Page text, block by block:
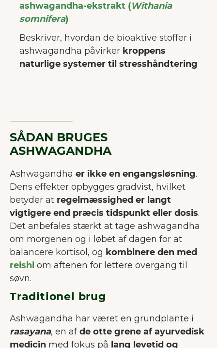
ashwagandha-ekstrakt (Withania
somnifera)
Beskriver, hvordan de bioaktive stoffer i
ashwagandha påvirker kroppens
naturlige systemer til stresshåndtering
SÅDAN BRUGES
ASHWAGANDHA
Ashwagandha er ikke en engangsløsning.
Dens effekter opbygges gradvist, hvilket
betyder at regel­mæssighed er langt
vigtigere end præcis tidspunkt eller dosis.
Det anbefales stærkt at tage ashwagandha
om morgenen og i løbet af dagen for at
balancere kortisol, og kombinere den med
reishi om aftenen for lettere overgang til
søvn.
Traditionel brug
Ashwagandha har været en grundplante i
rasayana, en afde otte grene af ayurvedisk
medicin med fokus på lang levetid og